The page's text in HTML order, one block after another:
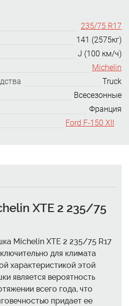
235/75 R17
141 (2575кг)
J (100 км/ч)
Michelin
Truck
Всесезонные
Франция
Ford F-150 XII
XTE 2 235/75
Michelin XTE 2 235/75 R17
для климата
характеристикой этой
является вероятность
всего года, что
придает ее